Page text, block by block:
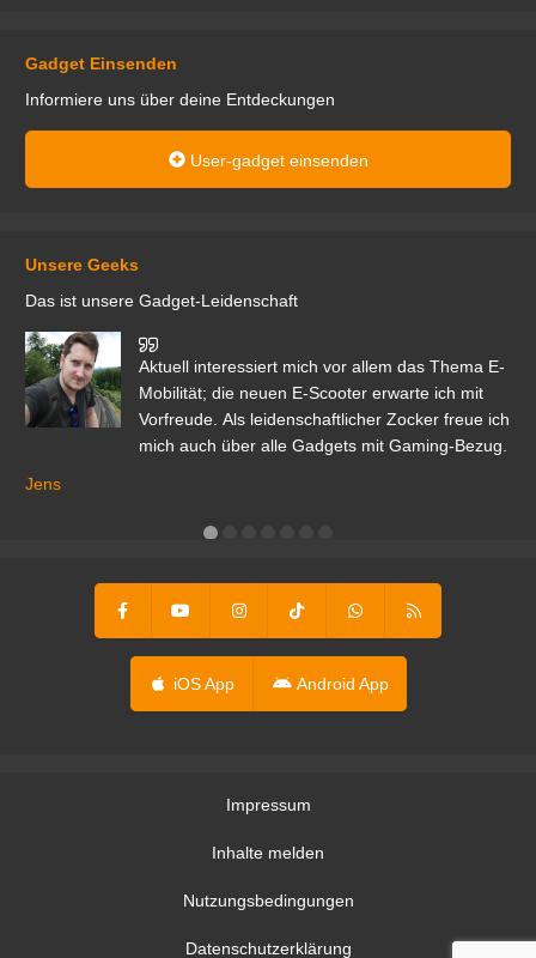
Gadget Einsenden
Informiere uns über deine Entdeckungen
User-gadget einsenden
Unsere Geeks
Das ist unsere Gadget-Leidenschaft
Aktuell interessiert mich vor allem das Thema E-
Mobilität; die neuen E-Scooter erwarte ich mit
Vorfreude. Als leidenschaftlicher Zocker freue ich
mich auch über alle Gadgets mit Gaming-Bezug.
Jens
iOS App Android App
Impressum
Inhalte melden
Nutzungsbedingungen
Datenschutzerklärung